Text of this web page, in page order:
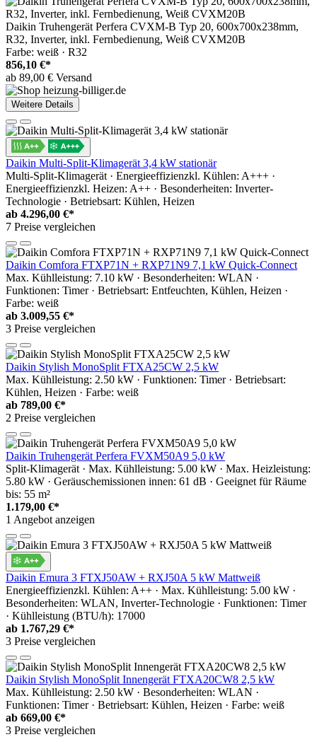
Daikin Truhengerät Perfera CVXM-B Typ 20, 600x700x238mm,
R32, Inverter, inkl. Fernbedienung, Weiß CVXM20B
Farbe: weiß · R32
856,10 €*
ab 89,00 € Versand
Weitere Details
Daikin Multi-Split-Klimagerät 3,4 kW stationär
Multi-Split-Klimagerät · Energieeffizienzkl. Kühlen: A+++ ·
Energieeffizienzkl. Heizen: A++ · Besonderheiten: Inverter-
Technologie · Betriebsart: Kühlen, Heizen
ab 4.296,00 €*
7 Preise vergleichen
Daikin Comfora FTXP71N + RXP71N9 7,1 kW Quick-Connect
Max. Kühlleistung: 7.10 kW · Besonderheiten: WLAN ·
Funktionen: Timer · Betriebsart: Entfeuchten, Kühlen, Heizen ·
Farbe: weiß
ab 3.009,55 €*
3 Preise vergleichen
Daikin Stylish MonoSplit FTXA25CW 2,5 kW
Max. Kühlleistung: 2.50 kW · Funktionen: Timer · Betriebsart:
Kühlen, Heizen · Farbe: weiß
ab 789,00 €*
2 Preise vergleichen
Daikin Truhengerät Perfera FVXM50A9 5,0 kW
Split-Klimagerät · Max. Kühlleistung: 5.00 kW · Max. Heizleistung:
5.80 kW · Geräuschemissionen innen: 61 dB · Geeignet für Räume
bis: 55 m²
1.179,00 €*
1 Angebot anzeigen
Daikin Emura 3 FTXJ50AW + RXJ50A 5 kW Mattweiß
Energieeffizienzkl. Kühlen: A++ · Max. Kühlleistung: 5.00 kW ·
Besonderheiten: WLAN, Inverter-Technologie · Funktionen: Timer
· Kühlleistung (BTU/h): 17000
ab 1.767,29 €*
3 Preise vergleichen
Daikin Stylish MonoSplit Innengerät FTXA20CW8 2,5 kW
Max. Kühlleistung: 2.50 kW · Besonderheiten: WLAN ·
Funktionen: Timer · Betriebsart: Kühlen, Heizen · Farbe: weiß
ab 669,00 €*
3 Preise vergleichen